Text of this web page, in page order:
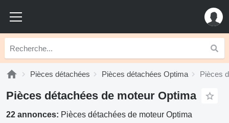
Pièces détachées Pièces détachées Optima Pièces
Pièces détachées de moteur Optima
22 annonces: Pièces détachées de moteur Optima